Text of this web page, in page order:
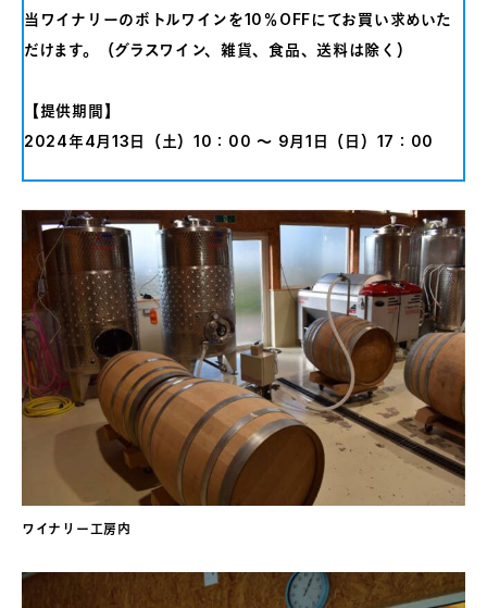
当ワイナリーのボトルワインを10％OFFにてお買い求めいた
だけます。（グラスワイン、雑貨、食品、送料は除く）
【提供期間】
2024年4月13日（土）10：00 〜 9月1日（日）17：00
ワイナリー工房内